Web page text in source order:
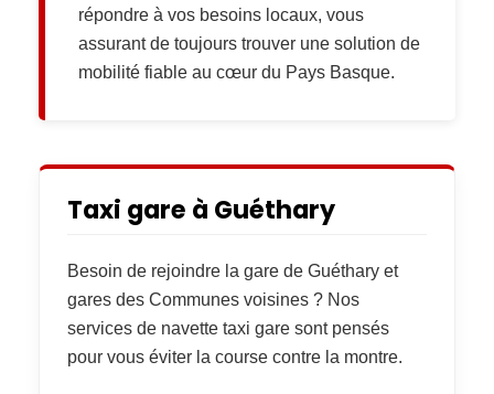
répondre à vos besoins locaux, vous
assurant de toujours trouver une solution de
mobilité fiable au cœur du Pays Basque.
Taxi gare à Guéthary
Besoin de rejoindre la gare de Guéthary et
gares des Communes voisines ? Nos
services de navette taxi gare sont pensés
pour vous éviter la course contre la montre.